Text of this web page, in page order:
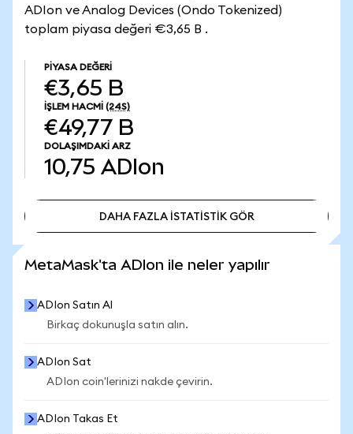
ADIon ve Analog Devices (Ondo Tokenized)
toplam piyasa değeri €3,65 B .
PIYASA DEĞERI
€3,65 B
İŞLEM HACMI (24S)
€49,77 B
DOLAŞIMDAKI ARZ
10,75 ADIon
DAHA FAZLA İSTATİSTİK GÖR
MetaMask'ta ADIon ile neler yapılır
ADIon Satın Al
Birkaç dokunuşla satın alın.
ADIon Sat
ADIon coin'lerinizi nakde çevirin.
ADIon Takas Et